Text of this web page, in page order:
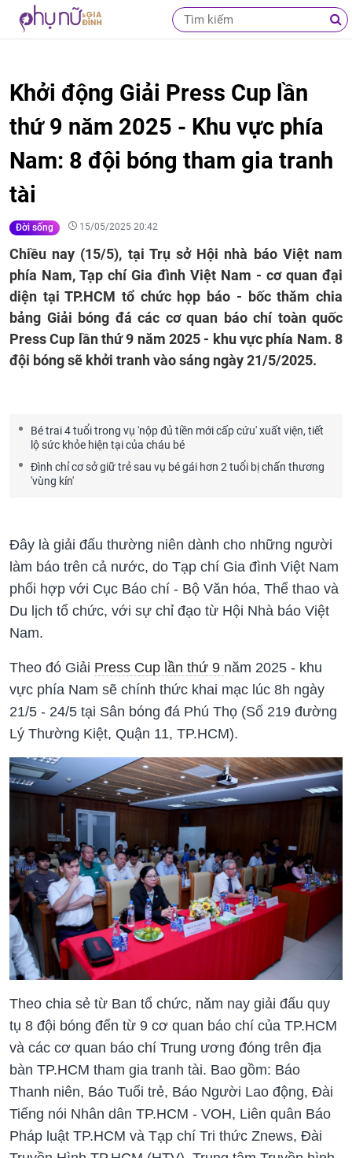
Khởi động Giải Press Cup lần
thứ 9 năm 2025 - Khu vực phía
Nam: 8 đội bóng tham gia tranh
tài
Đời sống 15/05/2025 20:42
Chiều nay (15/5), tại Trụ sở Hội nhà báo Việt nam
phía Nam, Tạp chí Gia đình Việt Nam - cơ quan đại
diện tại TP.HCM tổ chức họp báo - bốc thăm chia
bảng Giải bóng đá các cơ quan báo chí toàn quốc
Press Cup lần thứ 9 năm 2025 - khu vực phía Nam. 8
đội bóng sẽ khởi tranh vào sáng ngày 21/5/2025.
Bé trai 4 tuổi trong vụ 'nộp đủ tiền mới cấp cứu' xuất viện, tiết
lộ sức khỏe hiện tại của cháu bé
Đình chỉ cơ sở giữ trẻ sau vụ bé gái hơn 2 tuổi bị chấn thương
'vùng kín'
Đây là giải đấu thường niên dành cho những người
làm báo trên cả nước, do Tạp chí Gia đình Việt Nam
phối hợp với Cục Báo chí - Bộ Văn hóa, Thể thao và
Du lịch tổ chức, với sự chỉ đạo từ Hội Nhà báo Việt
Nam.
Theo đó Giải Press Cup lần thứ 9 năm 2025 - khu
vực phía Nam sẽ chính thức khai mạc lúc 8h ngày
21/5 - 24/5 tại Sân bóng đá Phú Thọ (Số 219 đường
Lý Thường Kiệt, Quận 11, TP.HCM).
Theo chia sẻ từ Ban tổ chức, năm nay giải đấu quy
tụ 8 đội bóng đến từ 9 cơ quan báo chí của TP.HCM
và các cơ quan báo chí Trung ương đóng trên địa
bàn TP.HCM tham gia tranh tài. Bao gồm: Báo
Thanh niên, Báo Tuổi trẻ, Báo Người Lao động, Đài
Tiếng nói Nhân dân TP.HCM - VOH, Liên quân Báo
Pháp luật TP.HCM và Tạp chí Tri thức Znews, Đài